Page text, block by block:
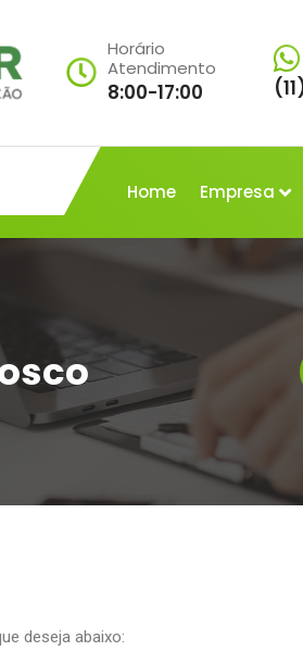
Horário
Atendimento
8:00-17:00
Home Empresa
deseja abaixo: